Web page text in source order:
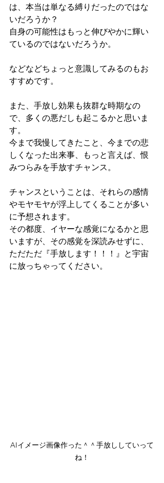
は、本当は単なる縛りだったのではな
いだろうか？
自身の可能性はもっと伸びやかに輝い
ているのではないだろうか。
などなどちょっと意識してみるのもお
すすめです。
また、手放し効果も抜群な時期なの
で、多くの悪だしも起こるかと思いま
す。
今まで我慢してきたこと、今までの悲
しくなった出来事、もっと言えば、恨
みつらみを手放すチャンス。
チャンスということは、それらの感情
やモヤモヤが浮上してくることが多い
に予想されます。
その都度、イヤーな感覚になるかと思
いますが、その感覚を深読みせずに、
ただただ『手放します！！！』と宇宙
に放っちゃってください。
AIイメージ画像作った＾＾手放ししていって
ね！